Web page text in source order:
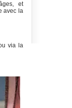
et
avec la
via la